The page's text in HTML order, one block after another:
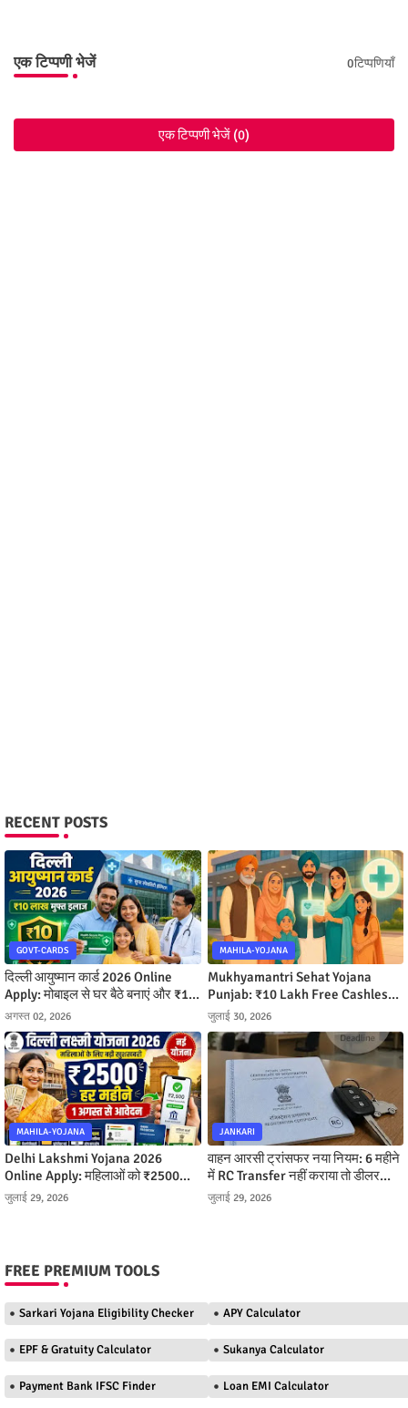
एक टिप्पणी भेजें 0टिप्पणियाँ
एक टिप्पणी भेजें (0)
RECENT POSTS
GOVT-CARDS
दिल्ली आयुष्मान कार्ड 2026 Online
Apply: मोबाइल से घर बैठे बनाएं और ₹10
लाख तक मुफ्त इलाज पाएं
अगस्त 02, 2026
MAHILA-YOJANA
Mukhyamantri Sehat Yojana
Punjab: ₹10 Lakh Free Cashless
Ilaj Kaise Milega
जुलाई 30, 2026
MAHILA-YOJANA
Delhi Lakshmi Yojana 2026
Online Apply: महिलाओं को ₹2500
महीना, ऐसे करें आवेदन
जुलाई 29, 2026
JANKARI
वाहन आरसी ट्रांसफर नया नियम: 6 महीने
में RC Transfer नहीं कराया तो डीलर
बनेगा मालिक, जानें पूरी प्रक्रिया
जुलाई 29, 2026
FREE PREMIUM TOOLS
Sarkari Yojana Eligibility Checker APY Calculator
EPF & Gratuity Calculator Sukanya Calculator
Payment Bank IFSC Finder Loan EMI Calculator